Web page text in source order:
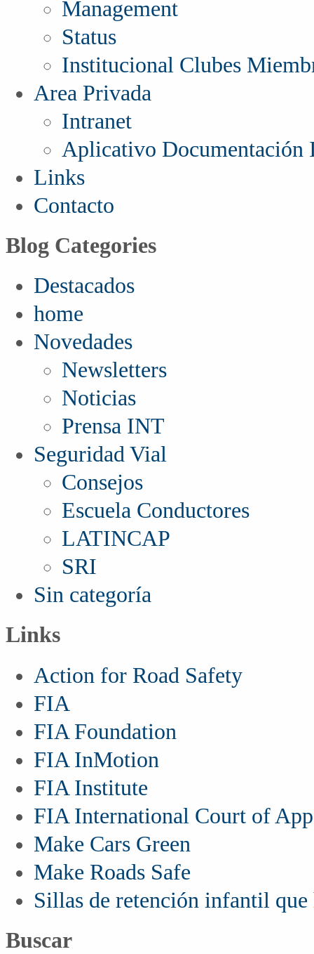
Management
Status
Institucional Clubes
Area Privada
Intranet
Aplicativo Documentación
Links
Contacto
Blog Categories
Destacados
home
Novedades
Newsletters
Noticias
Prensa INT
Seguridad Vial
Consejos
Escuela Conductores
LATINCAP
SRI
Sin categoría
Links
Action for Road Safety
FIA
FIA Foundation
FIA InMotion
FIA Institute
FIA International Court of
Make Cars Green
Make Roads Safe
Sillas de retención infantil que
Buscar